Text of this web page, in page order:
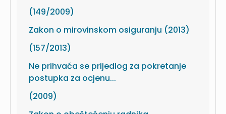
(149/2009)
Zakon o mirovinskom osiguranju (2013)
(157/2013)
Ne prihvaća se prijedlog za pokretanje
postupka za ocjenu...
(2009)